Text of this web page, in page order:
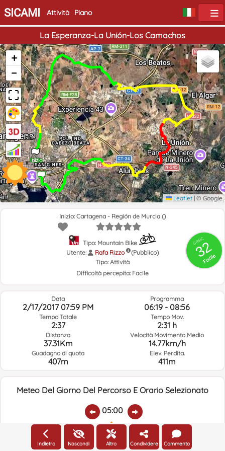
SICAMI Attività Piano
La Esperanza-La Unión-Los Camachos
Inizio
Fine
+
−
Leaflet | © Google
GRSIC
32
Facile
Inizio: Cartagena - Región de Murcia ()
Tipo: Mountain Bike
Utente:
Rafa Rizzo
(Pubblico)
Tipo: Attività
Difficoltà percepita: Facile
Data
2/17/2017 07:59 PM
Tempo Totale
2:37
Distanza
37.31Km
Guadagno di quota
407m
Programma
06:19 - 08:56
Tempo Mov.
2:31 h
Velocità Movimento Medio
14.77km/h
Elev. Perdita.
411m
Meteo Del Giorno Del Percorso E Orario Selezionato
05:00
Temp.:
13.4ºC 0
Umidità Media:
81%
Velocità Vento:
6.6km/h
Indirizzo Vento:
Indietro Nascondi Altro Condividere Commento